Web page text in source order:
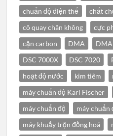
chuẩn độ điện thế
chất
cô quay chân không
cực
cặn carbon
DMA
DSC 7000X
DSC 7020
hoạt độ nước
kim tiêm
máy chuẩn độ Karl Fischer
máy chuẩn độ
máy chuẩn
máy khuấy trộn đồng hoá